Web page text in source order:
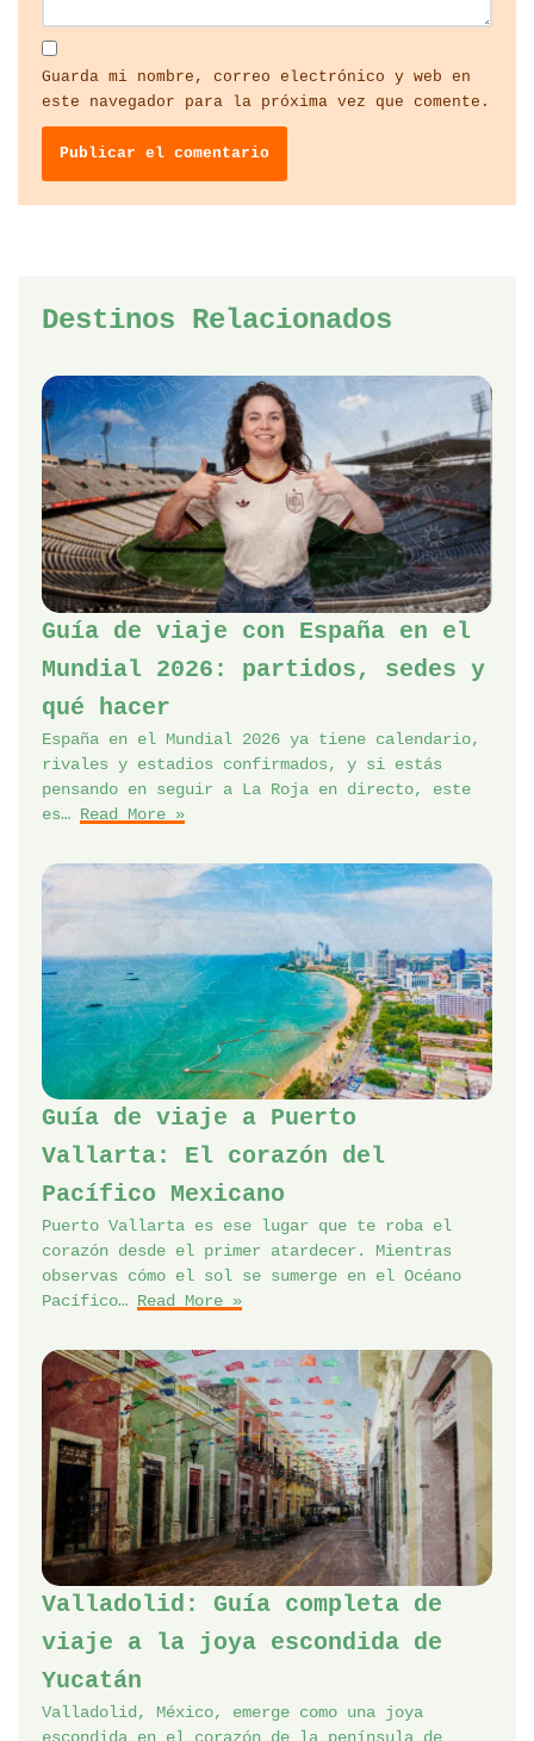
Guarda mi nombre, correo electrónico y web en
este navegador para la próxima vez que comente.
Destinos Relacionados
Guía de viaje con España en el
Mundial 2026: partidos, sedes y
qué hacer
España en el Mundial 2026 ya tiene calendario,
rivales y estadios confirmados, y si estás
pensando en seguir a La Roja en directo, este
es… Read More »
Guía de viaje a Puerto
Vallarta: El corazón del
Pacífico Mexicano
Puerto Vallarta es ese lugar que te roba el
corazón desde el primer atardecer. Mientras
observas cómo el sol se sumerge en el Océano
Pacífico… Read More »
Valladolid: Guía completa de
viaje a la joya escondida de
Yucatán
Valladolid, México, emerge como una joya